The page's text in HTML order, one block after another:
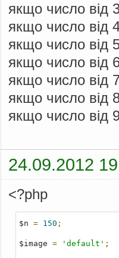
якщо число від
якщо число від
якщо число від
якщо число від
якщо число від
якщо число від
якщо число від
24.09.2012
<?php
$n = 150 ;
$image = 'default' ;